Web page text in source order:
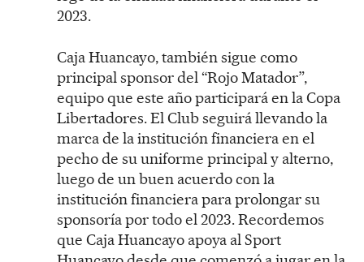
2023.
Caja Huancayo, también sigue como
principal sponsor del “Rojo Matador”,
equipo que este año participará en la Copa
Libertadores. El Club seguirá llevando la
marca de la institución financiera en el
pecho de su uniforme principal y alterno,
luego de un buen acuerdo con la
institución financiera para prolongar su
sponsoría por todo el 2023. Recordemos
que Caja Huancayo apoya al Sport